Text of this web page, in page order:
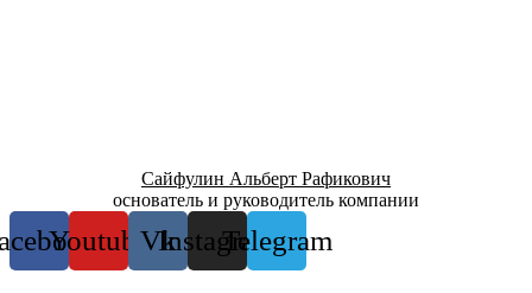
Сайфулин Альберт Рафикович
основатель и руководитель компании
YoutubeVkInstagramTelegram